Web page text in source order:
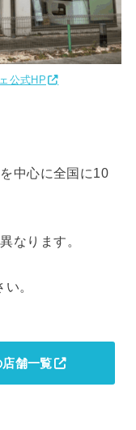
公式HP
中心に全国に10
なります。
。
舗一覧